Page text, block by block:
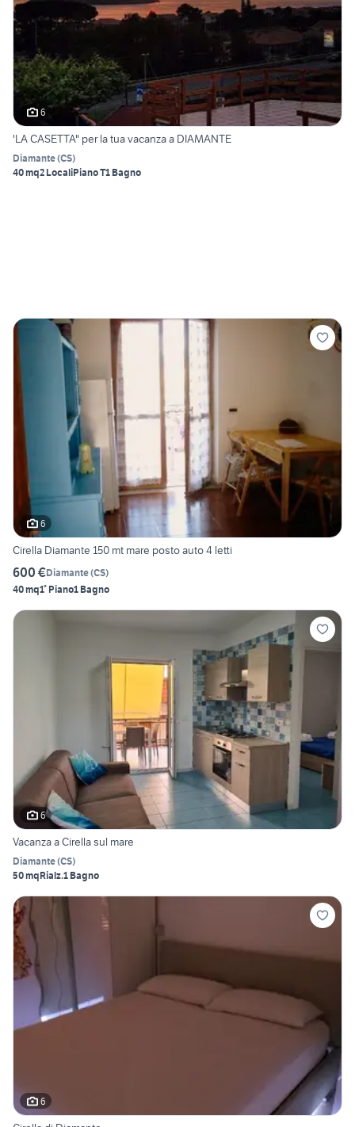
6
'LA CASETTA" per la tua vacanza a DIAMANTE
Diamante(CS)
40 mq2 LocaliPiano T1 Bagno
6
Cirella Diamante 150 mt mare posto auto 4 letti
600 €Diamante(CS)
40 mq1° Piano1 Bagno
6
Vacanza a Cirella sul mare
Diamante(CS)
50 mqRialz.1 Bagno
6